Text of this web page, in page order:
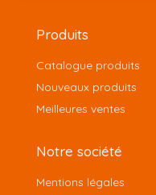
Produits
Catalogue produits
Nouveaux produits
Meilleures ventes
Notre société
Mentions légales